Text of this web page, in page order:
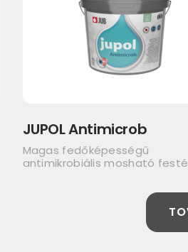
JUPOL Antimicrob
Magas fedőképességű
antimikrobiális mosható